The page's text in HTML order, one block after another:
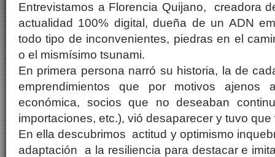
Entrevistamos a Florencia Quijano, creadora
actualidad 100% digital, dueña de un ADN
todo tipo de inconvenientes, piedras en el
o el mismísimo tsunami.
En primera persona narró su historia, la de
emprendimientos que por motivos ajenos
económica, socios que no deseaban
importaciones, etc.), vió desaparecer y tuvo
En ella descubrimos actitud y optimismo
adaptación a la resiliencia para destacar e